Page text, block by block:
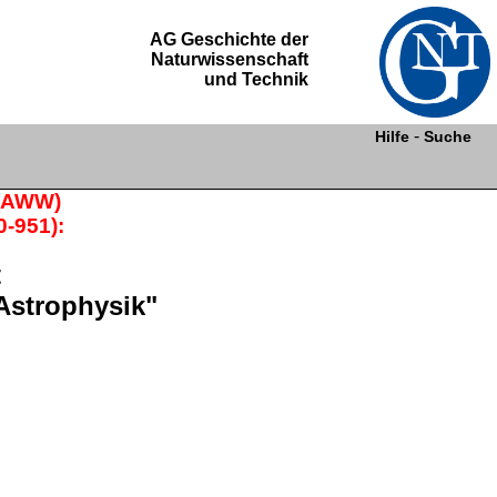
AG Geschichte der
Naturwissenschaft
und Technik
Hilfe - Suche
951):